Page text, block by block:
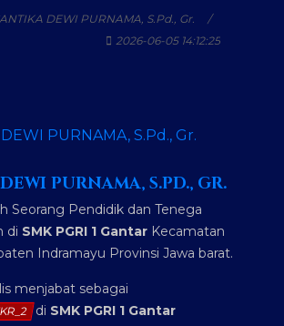
DEWI PURNAMA, S.Pd., Gr.
2026-06-05 14:12:25
PURNAMA, S.PD., GR.
Seorang Pendidik dan Tenega
di SMK PGRI 1 Gantar Kecamatan
Indramayu Provinsi Jawa barat.
menjabat sebagai
di SMK PGRI 1 Gantar